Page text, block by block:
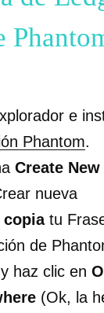
e
Phantom.
Create New
nueva
copiatu
de
haz clic en
(Ok, la